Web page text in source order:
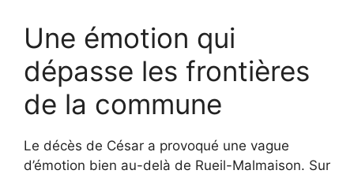
Une émotion qui
dépasse les frontières
de la commune
Le décès de César a provoqué une vague
d’émotion bien au-delà de Rueil-Malmaison. Sur